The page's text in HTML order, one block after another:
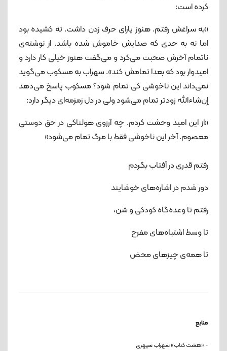
کرده است:
«به سراغش رفتم. هنوز یارای حرف زدن داشت. ته کشیده بود
اما نه به حدی که صدایش خاموش شده باشد. از نوشته‌ی
ناتمام آخرش صحبت می‌کرد و می‌گفت هنوز خیلی کار دارد و
امیدوار بود که بعدا تمامش کند». سهراب به مسکوب می‌گوید
نمی‌داند این ناخوشی کی تمام شود؟ مسکوب پاسخ می‌دهد
إن‌شاءالله زودتر تمام می‌شود ولی در دل زمزمه‌ای دیگر دارد:
«از این امید وحشت کردم. چه آرزوی هولناکی در حق دوستی
معصوم. آخر این ناخوشی فقط با مرگ تمام می‌شود»
رفتم قدری در آفتاب بگردم
دور شدم در اشاره‌های خوشایند
رفتم تا وعده‌گاه کودکی و شن،
تا وسط اشتباه‌های مفرح
تا همه‌ی چیزهای محض
منابع
- «هشت کتاب» سهراب سپهری